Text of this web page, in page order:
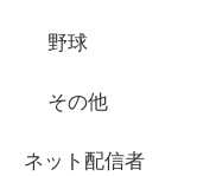
野球
その他
ネット配信者